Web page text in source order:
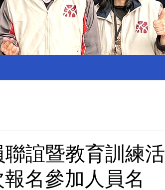
誼暨教育訓練活
名參加人員名